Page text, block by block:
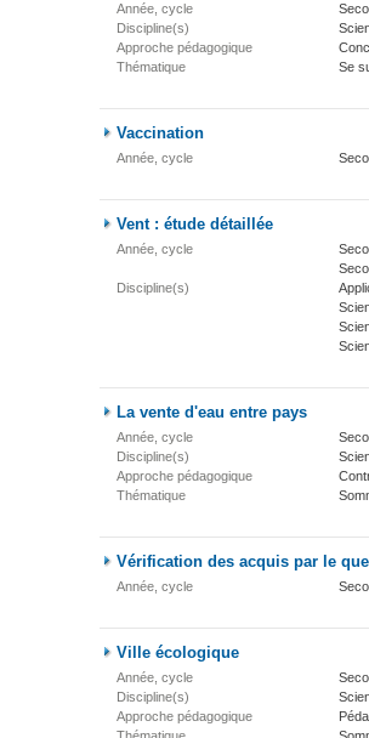
Année, cycle
Discipline(s)
Approche pédagogique
Thématique
Se
Vaccination
Année, cycle
Vent : étude détaillée
Année, cycle
Discipline(s)
La vente d'eau entre pays
Année, cycle
Discipline(s)
Approche pédagogique
Thématique
Vérification des acquis par le
Année, cycle
Ville écologique
Année, cycle
Discipline(s)
Approche pédagogique